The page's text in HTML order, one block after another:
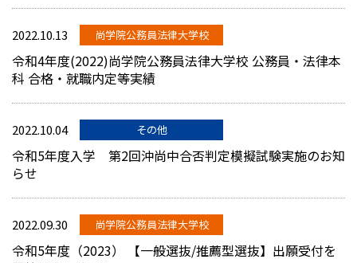
2022.10.13 尚学院公務員法律大学校
令和4年度(2022)尚学院公務員法律大学校 公務員・法律本
科 合格・就職内定等実績
2022.10.04 その他
令和5年度入学 第2回沖尚中合否判定模擬試験実施のお知
らせ
2022.09.30 尚学院公務員法律大学校
令和5年度（2023） 【一般選抜/推薦型選抜】出願受付を